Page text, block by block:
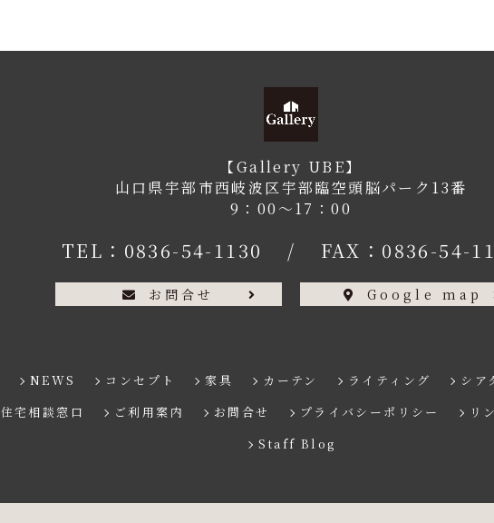
【Gallery UBE】
山口県宇部市西岐波区宇部臨空頭脳パーク13番
9：00〜17：00
TEL： 0836-54-1130 / FAX：0836-54-
お問合せ Google map
NEWS コンセプト 家具 カーテン ライティング シア
住宅相談窓口 ご利用案内 お問合せ プライバシーポリシー リ
Staff Blog